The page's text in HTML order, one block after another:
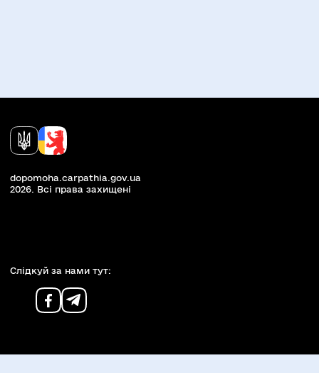
dopomoha.carpathia.gov.ua
2026. Всi права захищенi
Слiдкуй за нами тут: